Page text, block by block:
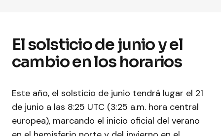
El solsticio de junio y el
cambio en los horarios
Este año, el solsticio de junio tendrá lugar el 21
de junio a las 8:25 UTC (3:25 a.m. hora central
europea), marcando el inicio oficial del verano